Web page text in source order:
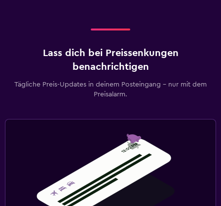
Lass dich bei Preissenkungen
benachrichtigen
Tägliche Preis-Updates in deinem Posteingang – nur mit dem
Preisalarm.